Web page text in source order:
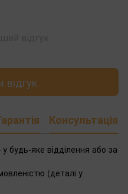
Консультація
у будь-яке відділення або за
(деталі у